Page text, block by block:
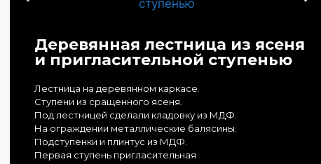
Деревянная лестница из ясеня
и пригласительной ступенью
Лестница на деревянном каркасе.
Ступени из сращенного ясеня.
Под лестницей сделали кладовку из МДФ.
На ограждении металлические балясины.
Подступенки и плинтус из МДФ.
Первая ступень пригласительная